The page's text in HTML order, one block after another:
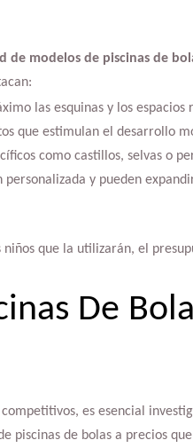
de modelos de piscinas de
las esquinas y los espacios
que estimulan el desarrollo
como castillos, selvas o
y pueden
que la utilizarán, el
De
es esencial
de bolas a precios